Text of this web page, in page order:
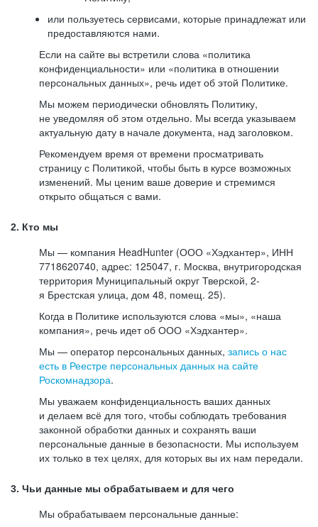
или пользуетесь сервисами, которые принадлежат или
предоставляются нами.
Если на сайте вы встретили слова «политика
конфиденциальности» или «политика в отношении
персональных данных», речь идет об этой Политике.
Мы можем периодически обновлять Политику,
не уведомляя об этом отдельно. Мы всегда указываем
актуальную дату в начале документа, над заголовком.
Рекомендуем время от времени просматривать
страницу с Политикой, чтобы быть в курсе возможных
изменений. Мы ценим ваше доверие и стремимся
открыто общаться с вами.
2. Кто мы
Мы — компания HeadHunter (ООО «Хэдхантер», ИНН
7718620740, адрес: 125047, г. Москва, внутригородская
территория Муниципальный округ Тверской, 2-
я Брестская улица, дом 48, помещ. 25).
Когда в Политике используются слова «мы», «наша
компания», речь идет об ООО «Хэдхантер».
Мы — оператор персональных данных, запись о нас
есть в Реестре персональных данных на сайте
Роскомнадзора.
Мы уважаем конфиденциальность ваших данных
и делаем всё для того, чтобы соблюдать требования
законной обработки данных и сохранять ваши
персональные данные в безопасности. Мы используем
их только в тех целях, для которых вы их нам передали.
3. Чьи данные мы обрабатываем и для чего
Мы обрабатываем персональные данные: